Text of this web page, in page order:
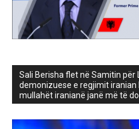
Sali Berisha flet në Samitin për
demonizuese e regjimit iranian
mullahët iranianë janë më të